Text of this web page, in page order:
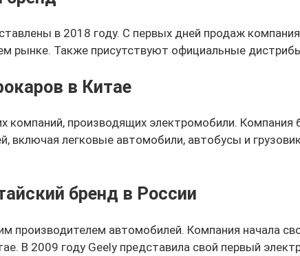
в 2018 году. С первых дней продаж
рынке. Также присутствуют официальные
в Китае
компаний, производящих электромобили. Компания
включая легковые автомобили, автобусы и
бренд в России
производителем автомобилей. Компания начала
В 2009 году Geely представила свой первый